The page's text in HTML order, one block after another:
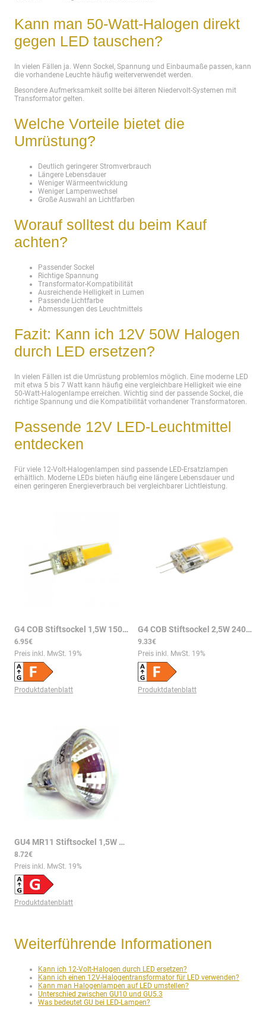
Kann man 50-Watt-Halogen direkt
gegen LED tauschen?
In vielen Fällen ja. Wenn Sockel, Spannung und Einbaumaße passen, kann
die vorhandene Leuchte häufig weiterverwendet werden.
Besondere Aufmerksamkeit sollte bei älteren Niedervolt-Systemen mit
Transformator gelten.
Welche Vorteile bietet die
Umrüstung?
Deutlich geringerer Stromverbrauch
Längere Lebensdauer
Weniger Wärmeentwicklung
Weniger Lampenwechsel
Große Auswahl an Lichtfarben
Worauf solltest du beim Kauf
achten?
Passender Sockel
Richtige Spannung
Transformator-Kompatibilität
Ausreichende Helligkeit in Lumen
Passende Lichtfarbe
Abmessungen des Leuchtmittels
Fazit: Kann ich 12V 50W Halogen
durch LED ersetzen?
In vielen Fällen ist die Umrüstung problemlos möglich. Eine moderne LED
mit etwa 5 bis 7 Watt kann häufig eine vergleichbare Helligkeit wie eine
50-Watt-Halogenlampe erreichen. Wichtig sind der passende Sockel, die
richtige Spannung und die Kompatibilität vorhandener Transformatoren.
Passende 12V LED-Leuchtmittel
entdecken
Für viele 12-Volt-Halogenlampen sind passende LED-Ersatzlampen
erhältlich. Moderne LEDs bieten häufig eine längere Lebensdauer und
einen geringeren Energieverbrauch bei vergleichbarer Lichtleistung.
G4 COB Stiftsockel 1,5W 150lm 2700K 10-30VDC 10-24VAC LED Leuchtmittel
6.95€
Preis inkl. MwSt. 19%
Produktdatenblatt
G4 COB Stiftsockel 2,5W 240lm 2700K 10-30VDC 10-24VAC LED Leuchtmittel
9.33€
Preis inkl. MwSt. 19%
Produktdatenblatt
GU4 MR11 Stiftsockel 1,5W 150lm 2700K 10-30VDC 10-24VAC LED Spot
8.72€
Preis inkl. MwSt. 19%
Produktdatenblatt
Weiterführende Informationen
Kann ich 12-Volt-Halogen durch LED ersetzen?
Kann ich einen 12V-Halogentransformator für LED verwenden?
Kann man Halogenlampen auf LED umstellen?
Unterschied zwischen GU10 und GU5.3
Was bedeutet GU bei LED-Lampen?